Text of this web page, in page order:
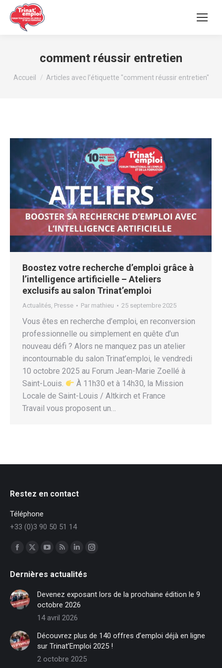
comment réussir entretien
Vous êtes ici :
Accueil Articles avec l’étiquette "comment réussir entretien"
Boostez votre recherche d’emploi grâce à
l’intelligence artificielle – Ateliers
exclusifs au salon Trinat’emploi
Actualités, Presse Par mathieu 25 septembre 2025
Vous êtes en recherche d’emploi, en reconversion
professionnelle ou simplement en quête d’un
nouveau défi ? Alors ne manquez pas un atelier
incontournable du salon Trinat’emploi, le vendredi
10 octobre 2025 au Forum Jean-Marie Zoellé à
Saint-Louis.
À 11h30 et à 14h30, la Mission
Locale de Saint-Louis / Altkirch et France
Travail vous proposent un…
Restez en contact
Téléphone
+33 (0)3 90 50 51 14
Trouvez nous sur :
Facebook
opens
in
new
window
X
opens
new
window
opens
in
new
window
opens
in
new
window
LinkedIn
opens
in
new
window
Instagram
in
Dernières actualités
Devenez exposant lors de la prochaine édition le 9
octobre 2026
14 avril 2026
Découvrez plus de 140 offres d’emploi déjà en ligne
sur Trinat’Emploi 2025 !
2 octobre 2025